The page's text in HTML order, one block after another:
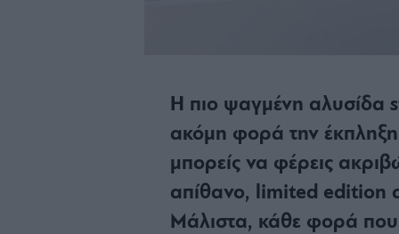
Η πιο ψαγμένη αλυσίδα
ακόμη φορά την
μπορείς να φέρεις
απίθανο, limited edition
Μάλιστα, κάθε φορά